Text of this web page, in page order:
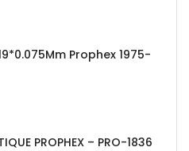
Prophex 1975-
PROPHEX – PRO-1836